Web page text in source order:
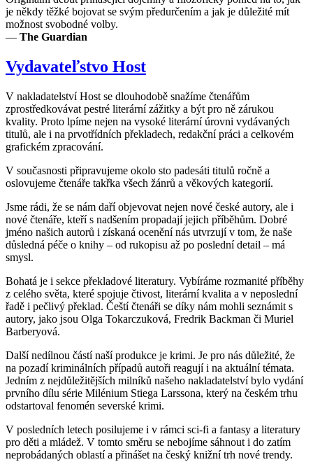
je někdy těžké bojovat se svým předurčením a jak je důležité mít
možnost svobodné volby.
— The Guardian
Vydavateľstvo Host
V nakladatelství Host se dlouhodobě snažíme čtenářům
zprostředkovávat pestré literární zážitky a být pro ně zárukou
kvality. Proto lpíme nejen na vysoké literární úrovni vydávaných
titulů, ale i na prvotřídních překladech, redakční práci a celkovém
grafickém zpracování.
V současnosti připravujeme okolo sto padesáti titulů ročně a
oslovujeme čtenáře takřka všech žánrů a věkových kategorií.
Jsme rádi, že se nám daří objevovat nejen nové české autory, ale i
nové čtenáře, kteří s nadšením propadají jejich příběhům. Dobré
jméno našich autorů i získaná ocenění nás utvrzují v tom, že naše
důsledná péče o knihy – od rukopisu až po poslední detail – má
smysl.
Bohatá je i sekce překladové literatury. Vybíráme rozmanité příběhy
z celého světa, které spojuje čtivost, literární kvalita a v neposlední
řadě i pečlivý překlad. Čeští čtenáři se díky nám mohli seznámit s
autory, jako jsou Olga Tokarczuková, Fredrik Backman či Muriel
Barberyová.
Další nedílnou částí naší produkce je krimi. Je pro nás důležité, že
na pozadí kriminálních případů autoři reagují i na aktuální témata.
Jedním z nejdůležitějších milníků našeho nakladatelství bylo vydání
prvního dílu série Milénium Stiega Larssona, který na českém trhu
odstartoval fenomén severské krimi.
V posledních letech posilujeme i v rámci sci-fi a fantasy a literatury
pro děti a mládež. V tomto směru se nebojíme sáhnout i do zatím
neprobádaných oblastí a přinášet na český knižní trh nové trendy.